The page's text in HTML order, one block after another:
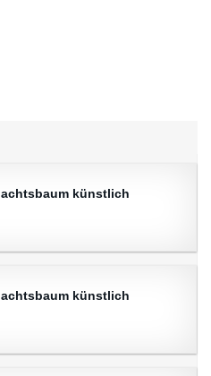
künstlich
künstlich